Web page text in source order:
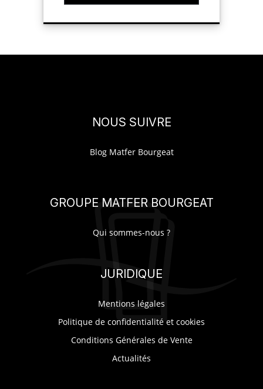
NOUS SUIVRE
Blog Matfer Bourgeat
GROUPE MATFER BOURGEAT
Qui sommes-nous ?
JURIDIQUE
Mentions légales
Politique de confidentialité et cookies
Conditions Générales de Vente
Actualités